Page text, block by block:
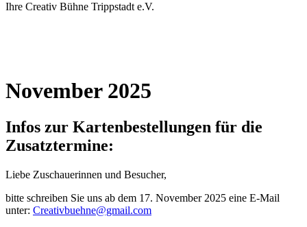
Ihre Creativ Bühne Trippstadt e.V.
November 2025
Infos zur Kartenbestellungen für die
Zusatztermine:
Liebe Zuschauerinnen und Besucher,
bitte schreiben Sie uns ab dem 17. November 2025 eine E-Mail
unter: Creativbuehne@gmail.com